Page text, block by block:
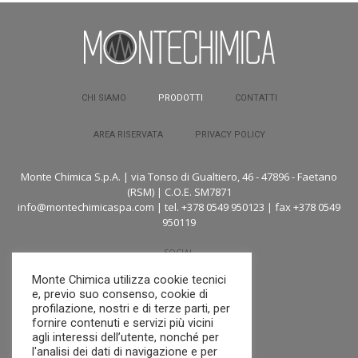
CHI SIAMO PRODOTTI CONTATTI
AREA RISERVATA PRIVACY POLICY
Monte Chimica S.p.A. | via Tonso di Gualtiero, 46 - 47896 - Faetano
(RSM) | C.O.E. SM7871
info@montechimicaspa.com | tel. +378 0549 950123 | fax +378 0549
950119
SOCIAL
Monte Chimica utilizza cookie tecnici
e, previo suo consenso, cookie di
profilazione, nostri e di terze parti, per
fornire contenuti e servizi più vicini
agli interessi dell’utente, nonché per
l'analisi dei dati di navigazione e per